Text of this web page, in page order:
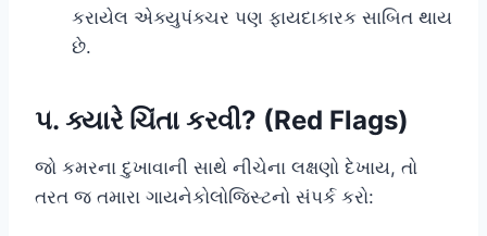
કરાયેલ એક્યુપંક્ચર પણ ફાયદાકારક સાબિત થાય
છે.
૫. ક્યારે ચિંતા કરવી? (Red Flags)
જો કમરના દુખાવાની સાથે નીચેના લક્ષણો દેખાય, તો
તરત જ તમારા ગાયનેકોલોજિસ્ટનો સંપર્ક કરો: